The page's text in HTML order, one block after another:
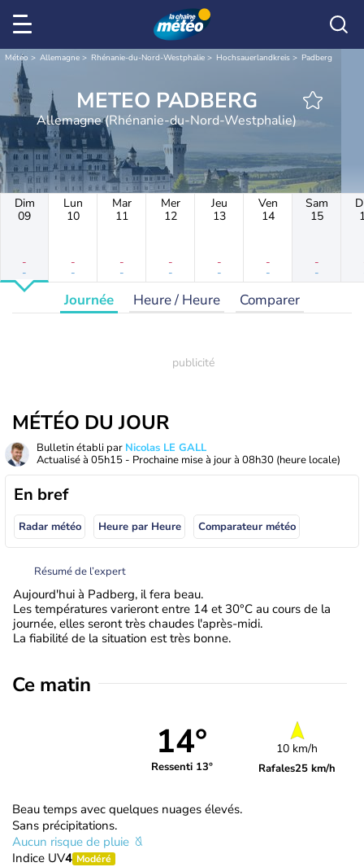
Météo Allemagne Rhénanie-du-Nord-Westphalie Hochsauerlandkreis Padberg
METEO PADBERG
Allemagne (Rhénanie-du-Nord-Westphalie)
Dim
09
-
-
Lun
10
-
-
Mar
11
-
-
Mer
12
-
-
Jeu
13
-
-
Ven
14
-
-
Sam
15
-
-
Journée Heure / Heure Comparer
MÉTÉO DU JOUR
Bulletin établi par Nicolas LE GALL
Actualisé à 05h15 - Prochaine mise à jour à 08h30 (heure locale)
En bref
Radar météo Heure par Heure Comparateur météo
Résumé de l’expert
Aujourd'hui à Padberg, il fera beau.
Les températures varieront entre 14 et 30°C au cours de la
journée, elles seront très chaudes l'après-midi.
La fiabilité de la situation est très bonne.
Ce matin
14°
Ressenti 13°
10 km/h
Rafales25 km/h
Beau temps avec quelques nuages élevés.
Sans précipitations.
Aucun risque de pluie
Indice UV4 Modéré